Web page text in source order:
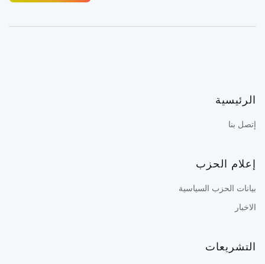
الرئيسية
إتصل بنا
إعلام الحزب
بيانات الحزب السياسية
الاخبار
التشريعات